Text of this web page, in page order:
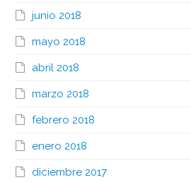
junio 2018
mayo 2018
abril 2018
marzo 2018
febrero 2018
enero 2018
diciembre 2017